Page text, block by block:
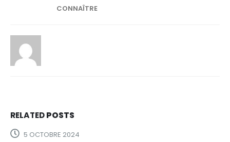
CONNAÎTRE
RELATEDPOSTS
5 OCTOBRE 2024